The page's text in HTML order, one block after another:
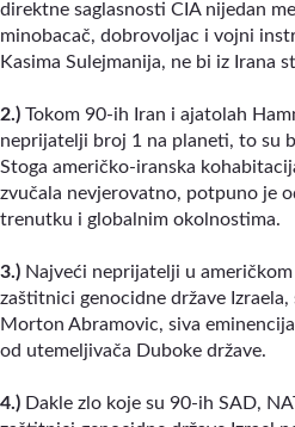
direktne saglasnosti CIA nijedan
minobacač, dobrovoljac i vojni
Kasima Sulejmanija, ne bi iz Irana
2.) Tokom 90-ih Iran i ajatolah
neprijatelji broj 1 na planeti, to su
Stoga američko-iranska
zvučala nevjerovatno, potpuno je
trenutku i globalnim okolnostima.
3.) Najveći neprijatelji u
zaštitnici genocidne države
Morton Abramovic, siva
od utemeljivača Duboke države.
4.) Dakle zlo koje su 90-ih SAD,